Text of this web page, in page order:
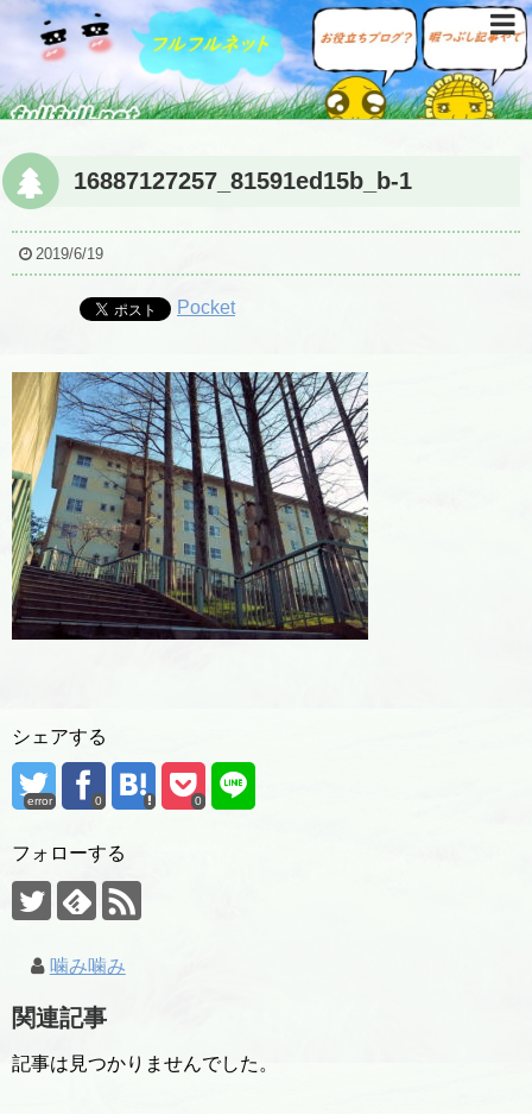
16887127257_81591ed15b_b-1
2019/6/19
Pocket
シェアする
error 0 0
フォローする
噛み噛み
関連記事
記事は見つかりませんでした。